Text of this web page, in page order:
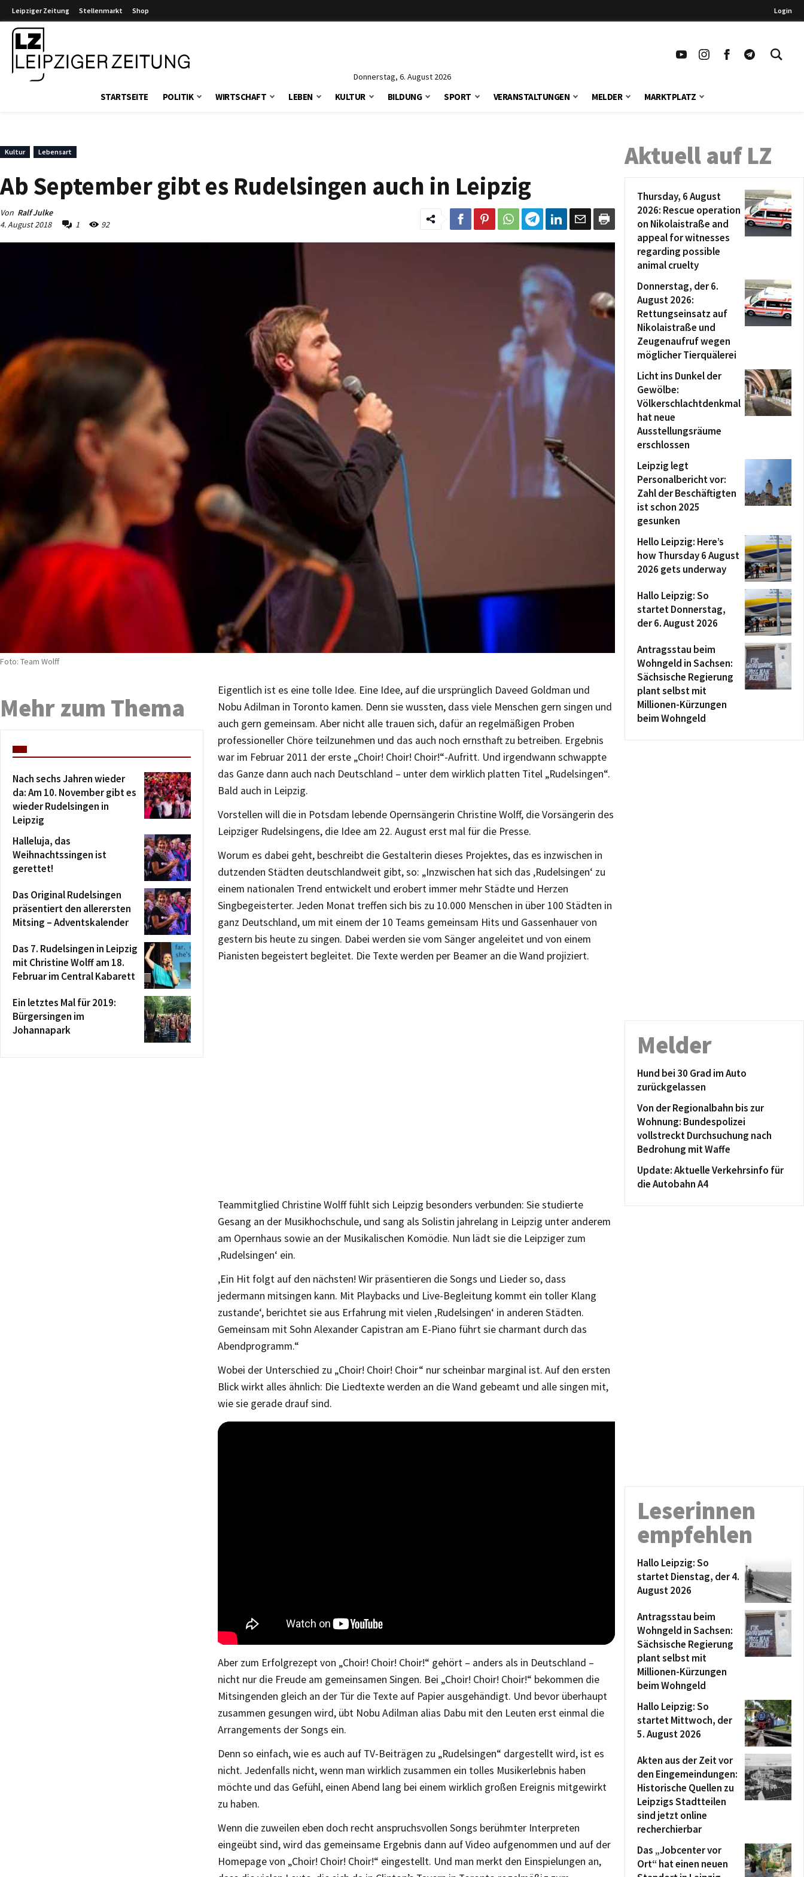
Leipziger Zeitung Stellenmarkt Shop Login
Donnerstag, 6. August 2026
STARTSEITE POLITIK WIRTSCHAFT LEBEN KULTUR BILDUNG SPORT VERANSTALTUNGEN MELDER MARKTPLATZ
Kultur Lebensart
Ab September gibt es Rudelsingen auch in Leipzig
Von Ralf Julke
4. August 2018
1 92
Foto: Team Wolff
Eigentlich ist es eine tolle Idee. Eine Idee, auf die ursprünglich Daveed Goldman und
Nobu Adilman in Toronto kamen. Denn sie wussten, dass viele Menschen gern singen und
auch gern gemeinsam. Aber nicht alle trauen sich, dafür an regelmäßigen Proben
professioneller Chöre teilzunehmen und das auch noch ernsthaft zu betreiben. Ergebnis
war im Februar 2011 der erste „Choir! Choir! Choir!“-Aufritt. Und irgendwann schwappte
das Ganze dann auch nach Deutschland – unter dem wirklich platten Titel „Rudelsingen“.
Bald auch in Leipzig.
Vorstellen will die in Potsdam lebende Opernsängerin Christine Wolff, die Vorsängerin des
Leipziger Rudelsingens, die Idee am 22. August erst mal für die Presse.
Worum es dabei geht, beschreibt die Gestalterin dieses Projektes, das es inzwischen in
dutzenden Städten deutschlandweit gibt, so: „Inzwischen hat sich das ‚Rudelsingen‘ zu
einem nationalen Trend entwickelt und erobert immer mehr Städte und Herzen
Singbegeisterter. Jeden Monat treffen sich bis zu 10.000 Menschen in über 100 Städten in
ganz Deutschland, um mit einem der 10 Teams gemeinsam Hits und Gassenhauer von
gestern bis heute zu singen. Dabei werden sie vom Sänger angeleitet und von einem
Pianisten begeistert begleitet. Die Texte werden per Beamer an die Wand projiziert.
Teammitglied Christine Wolff fühlt sich Leipzig besonders verbunden: Sie studierte
Gesang an der Musikhochschule, und sang als Solistin jahrelang in Leipzig unter anderem
am Opernhaus sowie an der Musikalischen Komödie. Nun lädt sie die Leipziger zum
‚Rudelsingen‘ ein.
‚Ein Hit folgt auf den nächsten! Wir präsentieren die Songs und Lieder so, dass
jedermann mitsingen kann. Mit Playbacks und Live-Begleitung kommt ein toller Klang
zustande‘, berichtet sie aus Erfahrung mit vielen ‚Rudelsingen‘ in anderen Städten.
Gemeinsam mit Sohn Alexander Capistran am E-Piano führt sie charmant durch das
Abendprogramm.“
Wobei der Unterschied zu „Choir! Choir! Choir“ nur scheinbar marginal ist. Auf den ersten
Blick wirkt alles ähnlich: Die Liedtexte werden an die Wand gebeamt und alle singen mit,
wie sie gerade drauf sind.
Aber zum Erfolgrezept von „Choir! Choir! Choir!“ gehört – anders als in Deutschland –
nicht nur die Freude am gemeinsamen Singen. Bei „Choir! Choir! Choir!“ bekommen die
Mitsingenden gleich an der Tür die Texte auf Papier ausgehändigt. Und bevor überhaupt
zusammen gesungen wird, übt Nobu Adilman alias Dabu mit den Leuten erst einmal die
Arrangements der Songs ein.
Denn so einfach, wie es auch auf TV-Beiträgen zu „Rudelsingen“ dargestellt wird, ist es
nicht. Jedenfalls nicht, wenn man wirklich zusammen ein tolles Musikerlebnis haben
möchte und das Gefühl, einen Abend lang bei einem wirklich großen Ereignis mitgewirkt
zu haben.
Wenn die zuweilen eben doch recht anspruchsvollen Songs berühmter Interpreten
eingeübt sind, wird das gemeinsame Ergebnis dann auf Video aufgenommen und auf der
Homepage von „Choir! Choir! Choir!“ eingestellt. Und man merkt den Einspielungen an,
Mehr zum Thema
Nach sechs Jahren wieder
da: Am 10. November gibt es
wieder Rudelsingen in
Leipzig
Halleluja, das
Weihnachtssingen ist
gerettet!
Das Original Rudelsingen
präsentiert den allerersten
Mitsing – Adventskalender
Das 7. Rudelsingen in Leipzig
mit Christine Wolff am 18.
Februar im Central Kabarett
Ein letztes Mal für 2019:
Bürgersingen im
Johannapark
Aktuell auf LZ
Thursday, 6 August
2026: Rescue operation
on Nikolaistraße and
appeal for witnesses
regarding possible
animal cruelty
Donnerstag, der 6.
August 2026:
Rettungseinsatz auf
Nikolaistraße und
Zeugenaufruf wegen
möglicher Tierquälerei
Licht ins Dunkel der
Gewölbe:
Völkerschlachtdenkmal
hat neue
Ausstellungsräume
erschlossen
Leipzig legt
Personalbericht vor:
Zahl der Beschäftigten
ist schon 2025
gesunken
Hello Leipzig: Here’s
how Thursday 6 August
2026 gets underway
Hallo Leipzig: So
startet Donnerstag,
der 6. August 2026
Antragsstau beim
Wohngeld in Sachsen:
Sächsische Regierung
plant selbst mit
Millionen-Kürzungen
beim Wohngeld
Melder
Hund bei 30 Grad im Auto
zurückgelassen
Von der Regionalbahn bis zur
Wohnung: Bundespolizei
vollstreckt Durchsuchung nach
Bedrohung mit Waffe
Update: Aktuelle Verkehrsinfo für
die Autobahn A4
Leserinnen
empfehlen
Hallo Leipzig: So
startet Dienstag, der 4.
August 2026
Antragsstau beim
Wohngeld in Sachsen:
Sächsische Regierung
plant selbst mit
Millionen-Kürzungen
beim Wohngeld
Hallo Leipzig: So
startet Mittwoch, der
5. August 2026
Akten aus der Zeit vor
den Eingemeindungen:
Historische Quellen zu
Leipzigs Stadtteilen
sind jetzt online
recherchierbar
Das „Jobcenter vor
Ort“ hat einen neuen